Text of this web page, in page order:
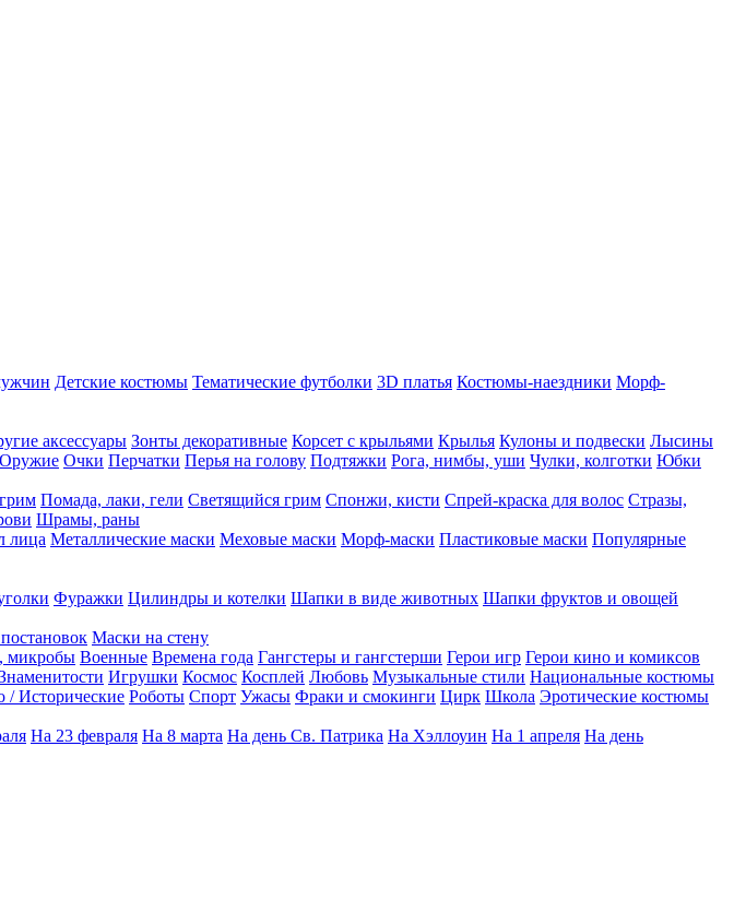
Детские костюмы Тематические футболки 3D платья Костюмы-наездники Морф-
аксессуары Зонты декоративные Корсет с крыльями Крылья Кулоны и подвески Лысины
Оружие Очки Перчатки Перья на голову Подтяжки Рога, нимбы, уши Чулки, колготки Юбки
Помада, лаки, гели Светящийся грим Спонжи, кисти Спрей-краска для волос Стразы,
Шрамы, раны
лица Металлические маски Меховые маски Морф-маски Пластиковые маски Популярные
Фуражки Цилиндры и котелки Шапки в виде животных Шапки фруктов и овощей
Маски на стену
микробы Военные Времена года Гангстеры и гангстерши Герои игр Герои кино и комиксов
Игрушки Космос Косплей Любовь Музыкальные стили Национальные костюмы
/ Исторические Роботы Спорт Ужасы Фраки и смокинги Цирк Школа Эротические костюмы
На 23 февраля На 8 марта На день Св. Патрика На Хэллоуин На 1 апреля На день